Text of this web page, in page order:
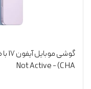
CHA) - Not Active